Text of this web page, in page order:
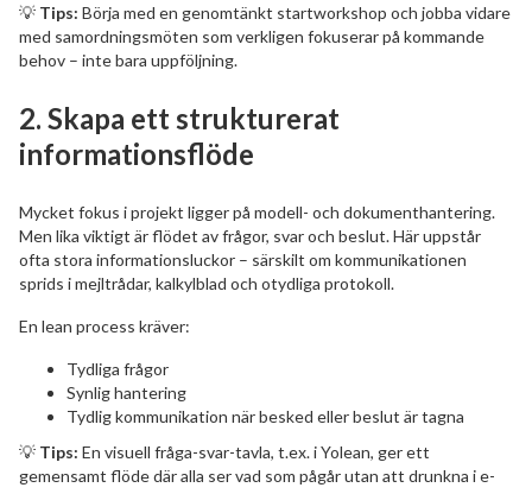
💡 Tips: Börja med en genomtänkt startworkshop och jobba vidare
med samordningsmöten som verkligen fokuserar på kommande
behov – inte bara uppföljning.
2. Skapa ett strukturerat
informationsflöde
Mycket fokus i projekt ligger på modell- och dokumenthantering.
Men lika viktigt är flödet av frågor, svar och beslut. Här uppstår
ofta stora informationsluckor – särskilt om kommunikationen
sprids i mejltrådar, kalkylblad och otydliga protokoll.
En lean process kräver:
Tydliga frågor
Synlig hantering
Tydlig kommunikation när besked eller beslut är tagna
💡 Tips: En visuell fråga-svar-tavla, t.ex. i Yolean, ger ett
gemensamt flöde där alla ser vad som pågår utan att drunkna i e-